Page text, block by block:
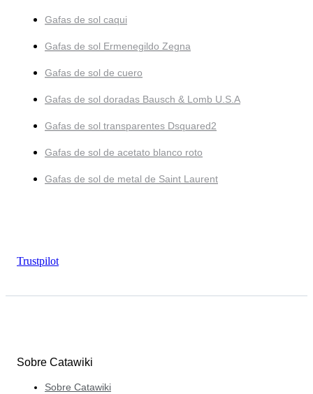
Gafas de sol caqui
Gafas de sol Ermenegildo Zegna
Gafas de sol de cuero
Gafas de sol doradas Bausch & Lomb U.S.A
Gafas de sol transparentes Dsquared2
Gafas de sol de acetato blanco roto
Gafas de sol de metal de Saint Laurent
Trustpilot
Sobre Catawiki
Sobre Catawiki